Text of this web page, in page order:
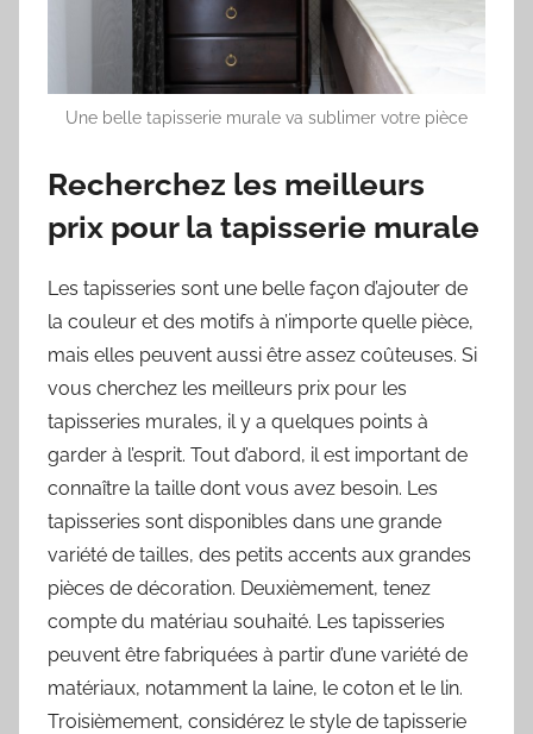
Une belle tapisserie murale va sublimer votre pièce
Recherchez les meilleurs
prix pour la tapisserie murale
Les tapisseries sont une belle façon d’ajouter de
la couleur et des motifs à n’importe quelle pièce,
mais elles peuvent aussi être assez coûteuses. Si
vous cherchez les meilleurs prix pour les
tapisseries murales, il y a quelques points à
garder à l’esprit. Tout d’abord, il est important de
connaître la taille dont vous avez besoin. Les
tapisseries sont disponibles dans une grande
variété de tailles, des petits accents aux grandes
pièces de décoration. Deuxièmement, tenez
compte du matériau souhaité. Les tapisseries
peuvent être fabriquées à partir d’une variété de
matériaux, notamment la laine, le coton et le lin.
Troisièmement, considérez le style de tapisserie